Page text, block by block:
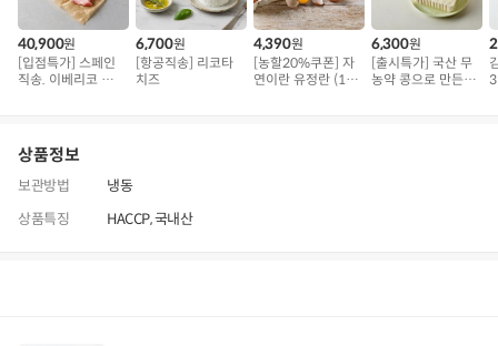
40,900원
[입점특가] 스페인
직송. 이베리코 삼
6,700원
[항공직송] 리코타
치즈
4,390원
[농할20%쿠폰] 자
연이란 유정란 (10
6,300원
[출시특가] 국산 무
농약 콩으로 만든
상품정보
보관방법
냉동
상품특징
HACCP, 국내산